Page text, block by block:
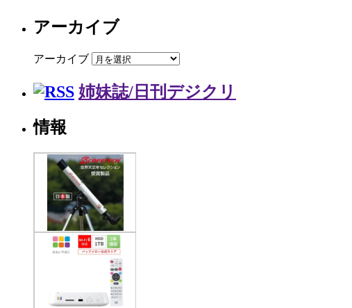
アーカイブ
アーカイブ
姉妹誌/日刊デジクリ
情報